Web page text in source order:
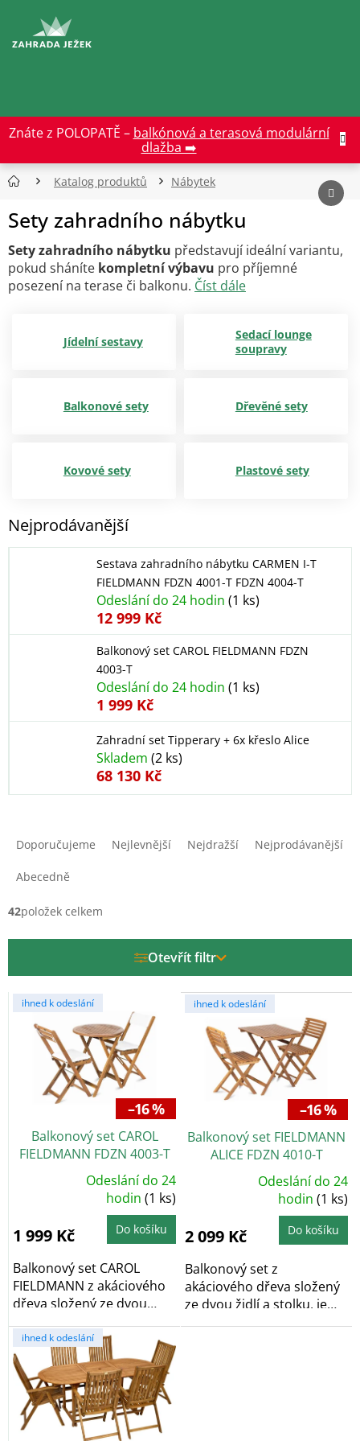
obsah
Znáte z POLOPATĚ – balkónová a terasová modulární
dlažba ➡️
Katalog produktů Nábytek
Sety zahradního nábytku
Sety zahradního nábytku představují ideální variantu,
pokud sháníte kompletní výbavu pro příjemné
posezení na terase či balkonu. Číst dále
Jídelní sestavy
Sedací lounge
soupravy
Balkonové sety Dřevěné sety
Kovové sety Plastové sety
Nejprodávanější
Sestava zahradního nábytku CARMEN I-T
FIELDMANN FDZN 4001-T FDZN 4004-T
Odeslání do 24 hodin (1 ks)
12 999 Kč
Balkonový set CAROL FIELDMANN FDZN
4003-T
Odeslání do 24 hodin (1 ks)
1 999 Kč
Zahradní set Tipperary + 6x křeslo Alice
Skladem (2 ks)
68 130 Kč
í
k
Doporučujeme Nejlevnější Nejdražší Nejprodávanější
Abecedně
42položek celkem
Otevřít filtr
V
ý
ihned k odeslání
–16 %
Balkonový set CAROL
FIELDMANN FDZN 4003-T
5,0
z
5
Odeslání do 24
hodin(1 ks)
1 999 Kč Do košíku
Balkonový set CAROL
FIELDMANN z akáciového
dřeva složený ze dvou
ihned k odeslání
–16 %
Balkonový set FIELDMANN
ALICE FDZN 4010-T
5,0
z
5
Odeslání do 24
hodin(1 ks)
2 099 Kč Do košíku
Balkonový set z
akáciového dřeva složený
ze dvou židlí a stolku, je
vhodný jak na...
ihned k odeslání